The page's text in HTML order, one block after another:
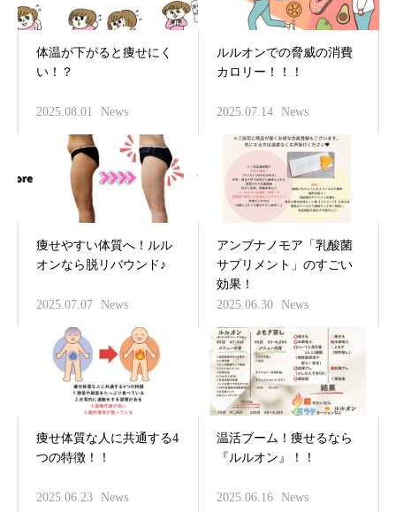
体温が下がると痩せにく
い！？
2025.08.01 News
ルルオンでの脅威の消費
カロリー！！！
2025.07.14 News
痩せやすい体質へ！ルル
オンなら脱リバウンド♪
2025.07.07 News
アンブナノモア「乳酸菌
サプリメント」のすごい
効果！
2025.06.30 News
痩せ体質な人に共通する4
つの特徴！！
2025.06.23 News
温活ブーム！痩せるなら
『ルルオン』！！
2025.06.16 News